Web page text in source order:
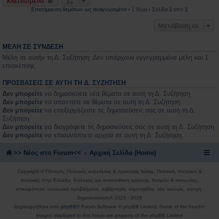
Επισήμανση θεμάτων ως αναγνωσμένα • 1 θέμα • Σελίδα 1 από 1
Μετάβαση σε
ΜΈΛΗ ΣΕ ΣΎΝΔΕΣΗ
Μέλη σε αυτήν τη Δ. Συζήτηση: Δεν υπάρχουν εγγεγραμμένα μέλη και 1
επισκέπτης
ΠΡΟΣΒΆΣΕΙΣ ΣΕ ΑΥΤΉ ΤΗ Δ. ΣΥΖΉΤΗΣΗ
Δεν μπορείτε να δημοσιεύετε νέα θέματα σε αυτή τη Δ. Συζήτηση
Δεν μπορείτε να απαντάτε σε θέματα σε αυτή τη Δ. Συζήτηση
Δεν μπορείτε να επεξεργάζεστε τις δημοσιεύσεις σας σε αυτή τη Δ.
Συζήτηση
Δεν μπορείτε να διαγράφετε τις δημοσιεύσεις σας σε αυτή τη Δ. Συζήτηση
Δεν μπορείτε να επισυνάπτετε αρχεία σε αυτή τη Δ. Συζήτηση
>> Nέος στο Forum<< Αρχική Σελίδα (Home)
Copyright © Γέννηση: Πολιτικές συζητήσεις & πρακτικές λύσεις. Πολιτική, πολιτικοί &
πολιτικές στην Ελλάδα, διάλογος για ανασύνθεση κράτους, θεσμών & κοινωνίας,
επικαιρότητα, κοινωνικά προβλήματα, κυβέρνηση, νομοσχέδια, νέα, εκλογές, αποχή,
δημοσκόπηση® 2025 - 2026
Δημιουργήθηκε από phpBB ® Forum Software © phpBB Limited. Some of the header
images displayed to this forum are property of the phpBB Limited